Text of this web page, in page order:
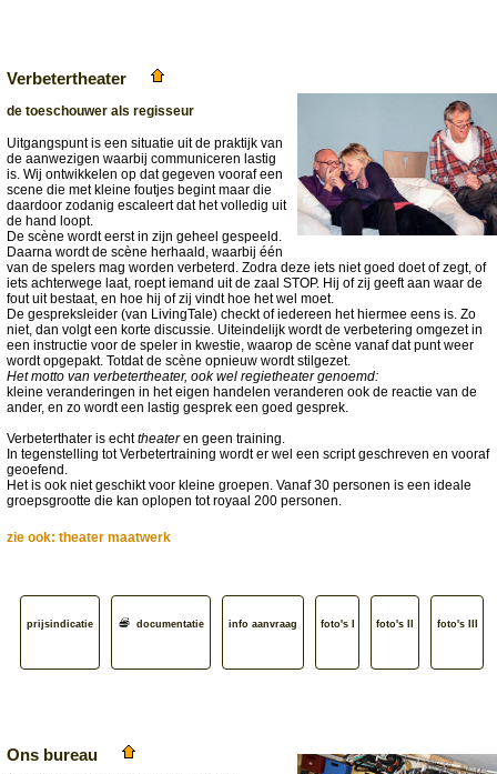
Verbetertheater
de toeschouwer als regisseur
Uitgangspunt is een situatie uit de praktijk van
de aanwezigen waarbij communiceren lastig
is. Wij ontwikkelen op dat gegeven vooraf een
scene die met kleine foutjes begint maar die
daardoor zodanig escaleert dat het volledig uit
de hand loopt.
De scène wordt eerst in zijn geheel gespeeld.
Daarna wordt de scène herhaald, waarbij één
van de spelers mag worden verbeterd. Zodra deze iets niet goed doet of zegt, of
iets achterwege laat, roept iemand uit de zaal STOP. Hij of zij geeft aan waar de
fout uit bestaat, en hoe hij of zij vindt hoe het wel moet.
De gespreksleider (van LivingTale) checkt of iedereen het hiermee eens is. Zo
niet, dan volgt een korte discussie. Uiteindelijk wordt de verbetering omgezet in
een instructie voor de speler in kwestie, waarop de scène vanaf dat punt weer
wordt opgepakt. Totdat de scène opnieuw wordt stilgezet.
Het motto van verbetertheater, ook wel regietheater genoemd:
kleine veranderingen in het eigen handelen veranderen ook de reactie van de
ander, en zo wordt een lastig gesprek een goed gesprek.
Verbeterthater is echttheateren geen training.
In tegenstelling tot Verbetertraining wordt er wel een script geschreven en vooraf
geoefend.
Het is ook niet geschikt voor kleine groepen. Vanaf 30 personen is een ideale
groepsgrootte die kan oplopen tot royaal 200 personen.
zie ook: theater maatwerk
prijsindicatie documentatie info aanvraag foto's I foto's II foto's III
Ons bureau